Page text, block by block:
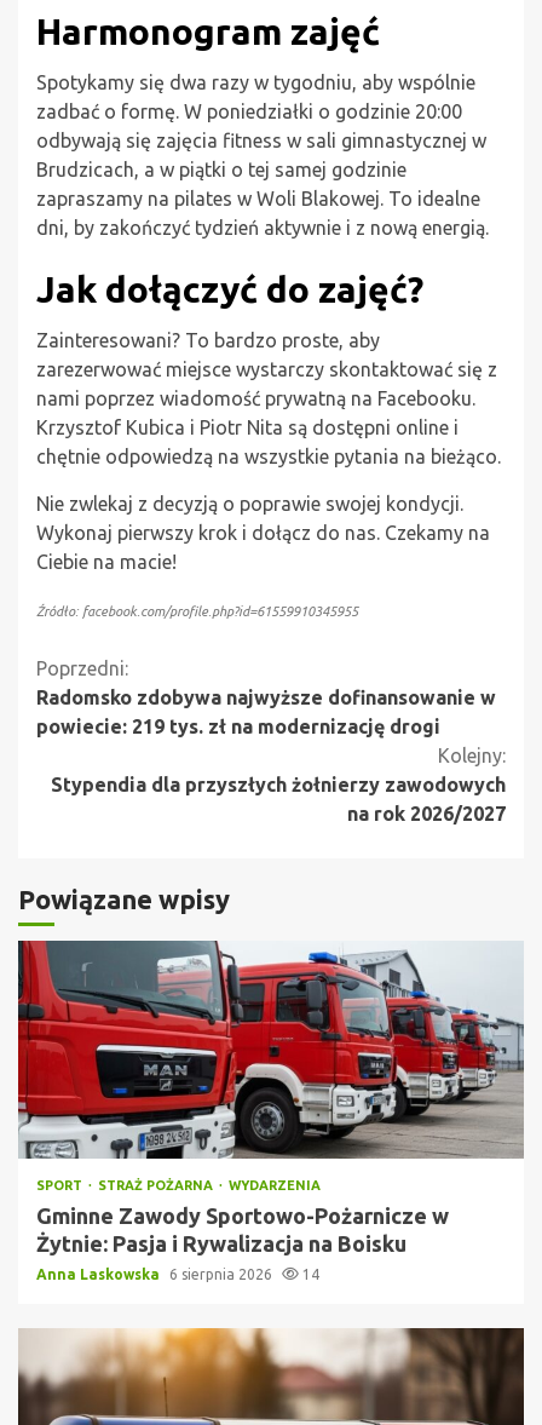
Harmonogram zajęć
Spotykamy się dwa razy w tygodniu, aby wspólnie
zadbać o formę. W poniedziałki o godzinie 20:00
odbywają się zajęcia fitness w sali gimnastycznej w
Brudzicach, a w piątki o tej samej godzinie
zapraszamy na pilates w Woli Blakowej. To idealne
dni, by zakończyć tydzień aktywnie i z nową energią.
Jak dołączyć do zajęć?
Zainteresowani? To bardzo proste, aby
zarezerwować miejsce wystarczy skontaktować się z
nami poprzez wiadomość prywatną na Facebooku.
Krzysztof Kubica i Piotr Nita są dostępni online i
chętnie odpowiedzą na wszystkie pytania na bieżąco.
Nie zwlekaj z decyzją o poprawie swojej kondycji.
Wykonaj pierwszy krok i dołącz do nas. Czekamy na
Ciebie na macie!
Źródło: facebook.com/profile.php?id=61559910345955
Kontynuuj
czytanie
Poprzedni:
Radomsko zdobywa najwyższe dofinansowanie w
powiecie: 219 tys. zł na modernizację drogi
Kolejny:
Stypendia dla przyszłych żołnierzy zawodowych
na rok 2026/2027
Powiązane wpisy
SPORT STRAŻ POŻARNA WYDARZENIA
Gminne Zawody Sportowo-Pożarnicze w
Żytnie: Pasja i Rywalizacja na Boisku
Anna Laskowska 6 sierpnia 2026 14